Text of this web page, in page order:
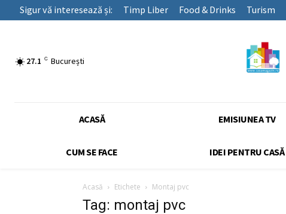
Sigur vă interesează și: Timp Liber Food & Drinks Turism
27.1 C București
ACASĂ EMISIUNEA TV
CUM SE FACE IDEI PENTRU CASĂ
Acasă Etichete Montaj pvc
Tag: montaj pvc